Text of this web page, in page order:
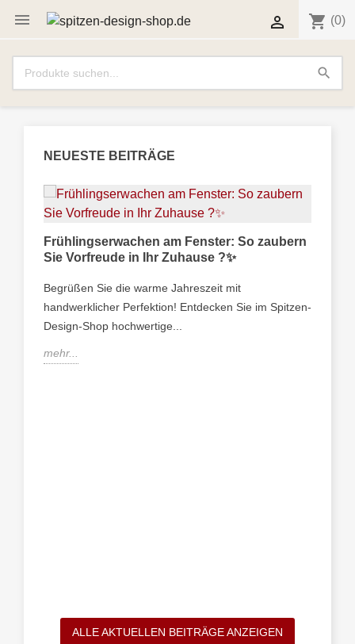
 shopping_cart (0)

search
NEUESTE BEITRÄGE
Frühlingserwachen am Fenster: So zaubern
Sie Vorfreude in Ihr Zuhause ?✨
Begrüßen Sie die warme Jahreszeit mit
handwerklicher Perfektion! Entdecken Sie im Spitzen-
Design-Shop hochwertige...
mehr...
ALLE AKTUELLEN BEITRÄGE ANZEIGEN